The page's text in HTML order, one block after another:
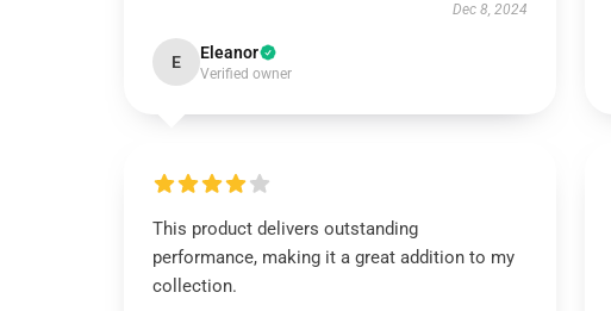
Dec 8, 2024
E Eleanor
Verified owner
This product delivers outstanding
performance, making it a great addition to my
collection.